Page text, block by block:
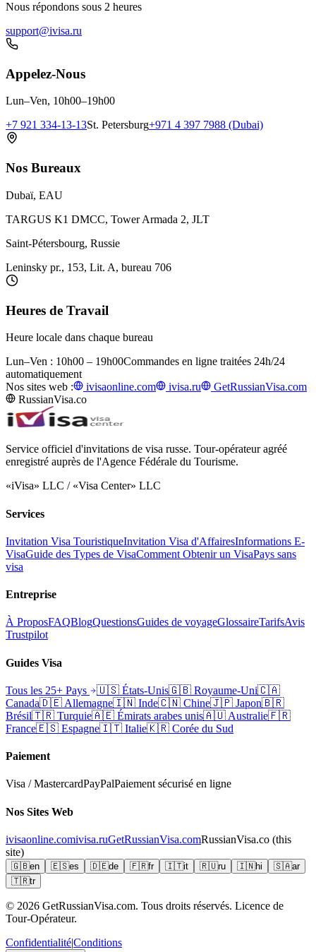
Nous répondons sous 2 heures
support@ivisa.ru
Appelez-Nous
Lun–Ven, 10h00–19h00
+7 921 334-13-13St. Petersburg+971 4 397 7988 (Dubai)
Nos Bureaux
Dubaï, EAU
TARGUS K1 DMCC, Tower Armada 2, JLT
Saint-Pétersbourg, Russie
Leninsky pr., 153, Lit. A, bureau 706
Heures de Travail
Heure locale dans chaque bureau
Lun–Ven : 10h00 – 19h00Commandes en ligne traitées 24h/24
automatiquement
Nos sites web :
ivisaonline.com ivisa.ru
GetRussianVisa.com
RussianVisa.co
Service officiel d'invitations de visa russe. Tour-opérateur agréé
enregistré auprès de l'Agence Fédérale du Tourisme.
«iVisa» LLC / «Visa Center» LLC
Services
Invitation Visa TouristiqueInvitation Visa d'AffairesInformations E-
VisaGuide des Types de VisaComment Obtenir un VisaPays sans
visa
Entreprise
À ProposFAQBlogQuestionsGuides de voyageGlossaireTarifsAvis
Trustpilot
Guides Visa
Tous les 25+ Pays 🇺🇸 États-Unis🇬🇧 Royaume-Uni🇨🇦
Canada🇩🇪 Allemagne🇮🇳 Inde🇨🇳 Chine🇯🇵 Japon🇧🇷
Brésil🇹🇷 Turquie🇦🇪 Émirats arabes unis🇦🇺 Australie🇫🇷
France🇪🇸 Espagne🇮🇹 Italie🇰🇷 Corée du Sud
Paiement
Visa / MastercardPayPalPaiement sécurisé en ligne
Nos Sites Web
ivisaonline.comivisa.ruGetRussianVisa.comRussianVisa.co (this
site)
🇬🇧en 🇪🇸es 🇩🇪de 🇫🇷fr 🇮🇹it 🇷🇺ru 🇮🇳hi 🇸🇦ar
🇹🇷tr
© 2026 GetRussianVisa.com. Tous droits réservés. Licence de
Tour-Opérateur.
Confidentialité|Conditions